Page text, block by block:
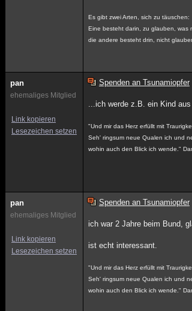
Es gibt zwei Arten, sich zu täuschen:
Eine besteht darin, zu glauben, was
die andere besteht drin, nicht
pan
ehemaliges Mitglied
Link kopieren
Lesezeichen setzen
Spenden an Tsunamiopfer
...ich werde z.B. ein Kind
"Und mir das Herz erfüllt mit
Seh' ringsum neue Qualen ich und
wohin auch den Blick ich wende."
pan
ehemaliges Mitglied
Link kopieren
Lesezeichen setzen
Spenden an Tsunamiopfer
ich war 2 Jahre beim Bund,
ist echt interessant.
"Und mir das Herz erfüllt mit
Seh' ringsum neue Qualen ich und
wohin auch den Blick ich wende."